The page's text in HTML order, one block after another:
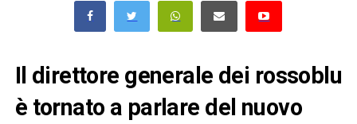
Il direttore generale dei rossoblu
è tornato a parlare del nuovo